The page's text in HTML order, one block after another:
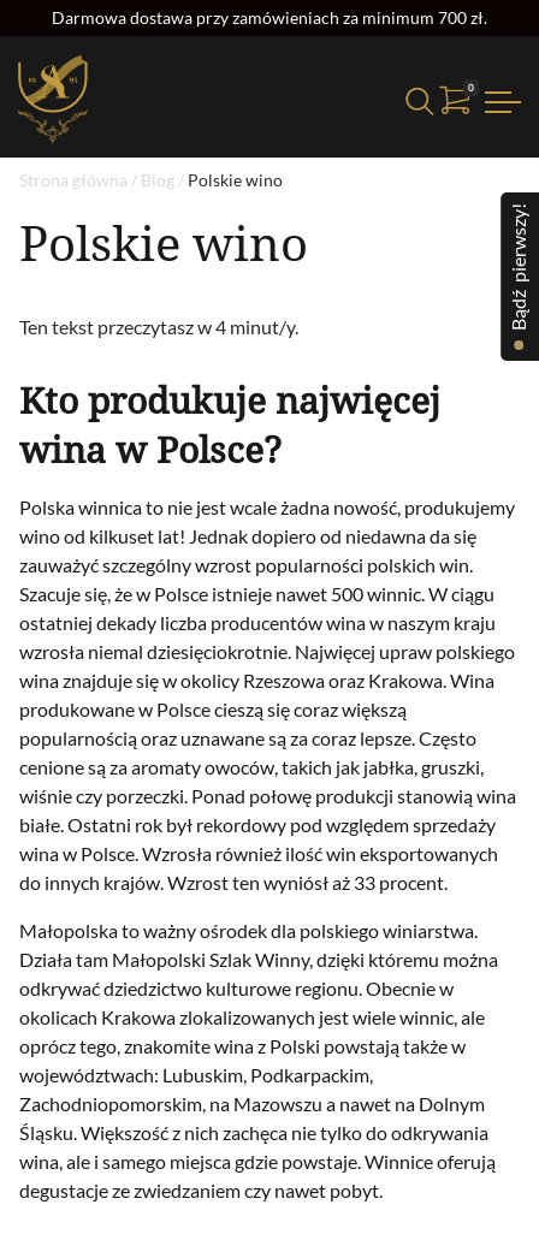
Darmowa dostawa przy zamówieniach za minimum 700 zł.
0
Strona główna / Blog / Polskie wino
Polskie wino
Ten tekst przeczytasz w 4 minut/y.
Kto produkuje najwięcej
wina w Polsce?
Polska winnica to nie jest wcale żadna nowość, produkujemy
wino od kilkuset lat! Jednak dopiero od niedawna da się
zauważyć szczególny wzrost popularności polskich win.
Szacuje się, że w Polsce istnieje nawet 500 winnic. W ciągu
ostatniej dekady liczba producentów wina w naszym kraju
wzrosła niemal dziesięciokrotnie. Najwięcej upraw polskiego
wina znajduje się w okolicy Rzeszowa oraz Krakowa. Wina
produkowane w Polsce cieszą się coraz większą
popularnością oraz uznawane są za coraz lepsze. Często
cenione są za aromaty owoców, takich jak jabłka, gruszki,
wiśnie czy porzeczki. Ponad połowę produkcji stanowią wina
białe. Ostatni rok był rekordowy pod względem sprzedaży
wina w Polsce. Wzrosła również ilość win eksportowanych
do innych krajów. Wzrost ten wyniósł aż 33 procent.
Małopolska to ważny ośrodek dla polskiego winiarstwa.
Działa tam Małopolski Szlak Winny, dzięki któremu można
odkrywać dziedzictwo kulturowe regionu. Obecnie w
okolicach Krakowa zlokalizowanych jest wiele winnic, ale
oprócz tego, znakomite wina z Polski powstają także w
województwach: Lubuskim, Podkarpackim,
Zachodniopomorskim, na Mazowszu a nawet na Dolnym
Śląsku. Większość z nich zachęca nie tylko do odkrywania
wina, ale i samego miejsca gdzie powstaje. Winnice oferują
degustacje ze zwiedzaniem czy nawet pobyt.
Bądź pierwszy!